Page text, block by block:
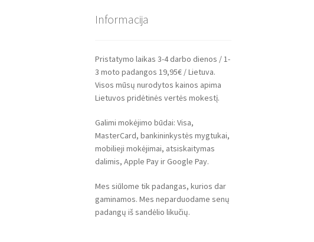
Informacija
Pristatymo laikas 3-4 darbo dienos / 1-
3 moto padangos 19,95€ / Lietuva.
Visos mūsų nurodytos kainos apima
Lietuvos pridėtinės vertės mokestį.
Galimi mokėjimo būdai: Visa,
MasterCard, bankininkystės mygtukai,
mobilieji mokėjimai, atsiskaitymas
dalimis, Apple Pay ir Google Pay.
Mes siūlome tik padangas, kurios dar
gaminamos. Mes neparduodame senų
padangų iš sandėlio likučių.